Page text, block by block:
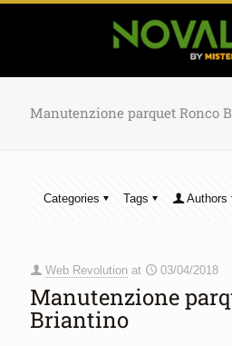
Manutenzione parquet Ronco
Categories Tags Authors
Web Revolution at 03/04/2018
Manutenzione
Briantino